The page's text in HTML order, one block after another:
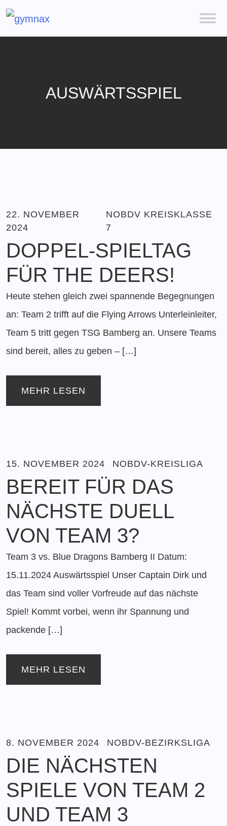
AUSWÄRTSSPIEL
22. NOVEMBER
2024
NOBDV KREISKLASSE
7
DOPPEL-SPIELTAG
FÜR THE DEERS!
Heute stehen gleich zwei spannende Begegnungen
an: Team 2 trifft auf die Flying Arrows Unterleinleiter,
Team 5 tritt gegen TSG Bamberg an. Unsere Teams
sind bereit, alles zu geben – […]
MEHR LESEN
15. NOVEMBER 2024 NOBDV-KREISLIGA
BEREIT FÜR DAS
NÄCHSTE DUELL
VON TEAM 3?
Team 3 vs. Blue Dragons Bamberg II Datum:
15.11.2024 Auswärtsspiel Unser Captain Dirk und
das Team sind voller Vorfreude auf das nächste
Spiel! Kommt vorbei, wenn ihr Spannung und
packende […]
MEHR LESEN
8. NOVEMBER 2024 NOBDV-BEZIRKSLIGA
DIE NÄCHSTEN
SPIELE VON TEAM 2
UND TEAM 3